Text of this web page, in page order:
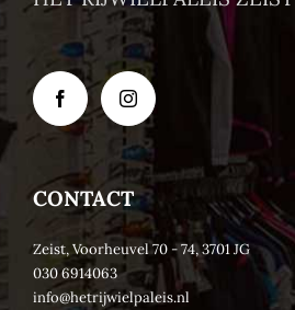
CONTACT
Zeist, Voorheuvel 70 - 74, 3701 JG
030 6914063
info@hetrijwielpaleis.nl